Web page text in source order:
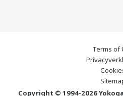
Terms of
Copyright © 1994-2026